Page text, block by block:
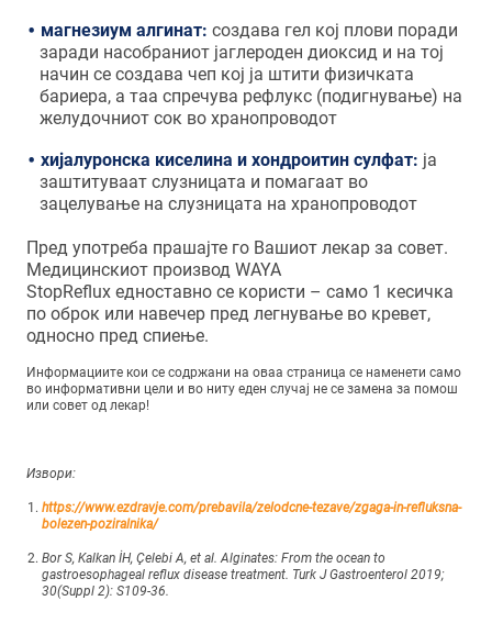
магнезиум алгинат: создава гел кој плови поради
заради насобраниот јаглероден диоксид и на тој
начин се создава чеп кој ја штити физичката
бариера, а таа спречува рефлукс (подигнување) на
желудочниот сок во хранопроводот
хијалуронска киселина и хондроитин сулфат: ја
заштитуваат слузницата и помагаат во
зацелување на слузницата на хранопроводот
Пред употреба прашајте го Вашиот лекар за совет.
Медицинскиот производ WAYA
StopReflux едноставно се користи – само 1 кесичка
по оброк или навечер пред легнување во кревет,
односно пред спиење.
Информациите кои се содржани на оваа страница се наменети само
во информативни цели и во ниту еден случај не се замена за помош
или совет од лекар!
Извори:
https://www.ezdravje.com/prebavila/zelodcne-tezave/zgaga-in-refluksna-
bolezen-poziralnika/
Bor S, Kalkan İH, Çelebi A, et al. Alginates: From the ocean to
gastroesophageal reflux disease treatment. Turk J Gastroenterol 2019;
30(Suppl 2): S109-36.